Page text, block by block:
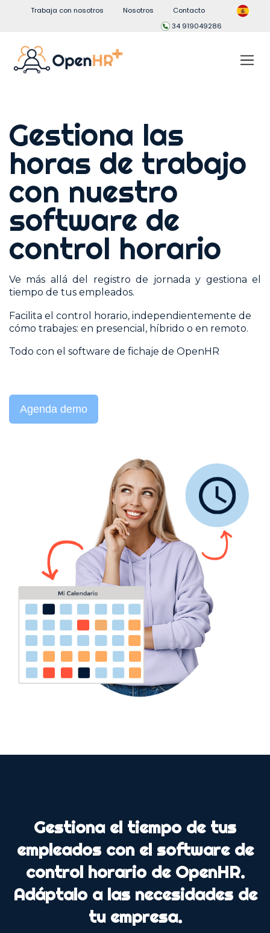
Trabaja con nosotros Nosotros
Contacto
34 919049286
Gestiona las
horas de trabajo
con nuestro
software de
control horario
Ve más allá del registro de jornada y gestiona el
tiempo de tus empleados.
Facilita el control horario, independientemente de
cómo trabajes: en presencial, híbrido o en remoto.
Todo con el software de fichaje de OpenHR
Agenda demo
Gestiona el tiempo de tus
empleados con el software de
control horario de OpenHR.
Adáptalo a las necesidades de
tu empresa.